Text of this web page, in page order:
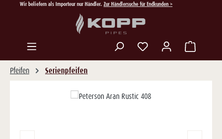
Zum Hauptinhalt springen
Wir beliefern als Importeur nur Händler. Zur Händlersuche für Endkunden >
Du hast 0 Produkte
Pfeifen Serienpfeifen
Bildergalerie überspringen